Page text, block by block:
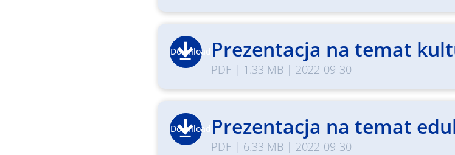
Download Prezentacja na temat
PDF | 1.33 MB | 2022-09-30
Download Prezentacja na temat
PDF | 6.33 MB | 2022-09-30